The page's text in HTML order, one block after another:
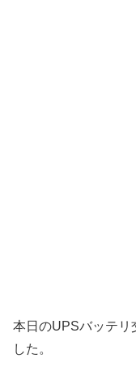
本日のUPSバッテリ
した。